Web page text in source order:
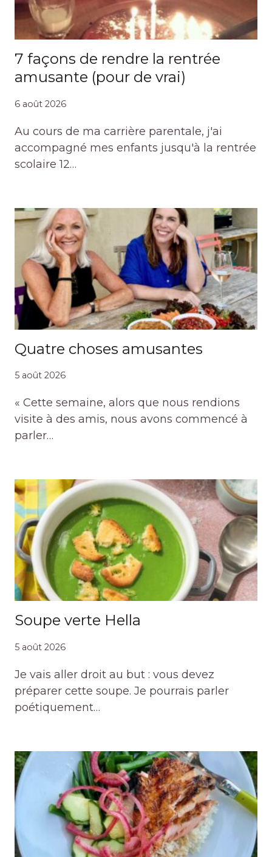
7 façons de rendre la rentrée
amusante (pour de vrai)
6 août 2026
Au cours de ma carrière parentale, j'ai
accompagné mes enfants jusqu'à la rentrée
scolaire 12…
Quatre choses amusantes
5 août 2026
« Cette semaine, alors que nous rendions
visite à des amis, nous avons commencé à
parler…
Soupe verte Hella
5 août 2026
Je vais aller droit au but : vous devez
préparer cette soupe. Je pourrais parler
poétiquement…